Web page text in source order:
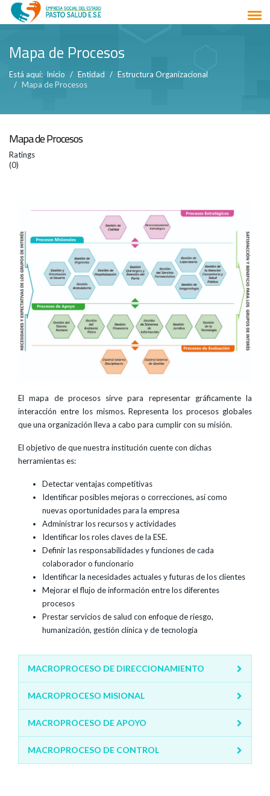
Mapa de Procesos
Está aquí: Inicio Entidad
Estructura Organizacional
Mapa de Procesos
Mapa de Procesos
Ratings
(0)
El mapa de procesos sirve para representar gráficamente la
interacción entre los mismos. Representa los procesos globales
que una organización lleva a cabo para cumplir con su misión.
El objetivo de que nuestra institución cuente con dichas
herramientas es:
Detectar ventajas competitivas
Identificar posibles mejoras o correcciones, así como
nuevas oportunidades para la empresa
Administrar los recursos y actividades
Identificar los roles claves de la ESE.
Definir las responsabilidades y funciones de cada
colaborador o funcionario
Identificar la necesidades actuales y futuras de los clientes
Mejorar el flujo de información entre los diferentes
procesos
Prestar servicios de salud con enfoque de riesgo,
humanización, gestión clínica y de tecnología
MACROPROCESO DE DIRECCIONAMIENTO
MACROPROCESO MISIONAL
MACROPROCESO DE APOYO
MACROPROCESO DE CONTROL